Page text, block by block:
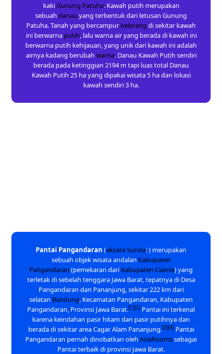
kakiGunung Patuha. Kawah putih merupakan
sebuah danau yang terbentuk dari letusan Gunung
Patuha. Tanah yang bercampur belerang di sekitar kawah
ini berwarna putih, lalu warna air yang berada di kawah ini
berwarna putih kehijauan, yang unik dari kawah ini adalah
airnya kadang berubah warna. Danau Kawah Putih sendiri
berada pada ketinggian 2194 m tapi luas total Danau
Kawah Putih 25 ha yang dipakai wisata 5 ha dan lokasi
kawah sendiri 3 ha.
Pantai Pangandaran (aksara Sunda: ) merupakan
sebuah objek wisata andalan Kabupaten
Pangandaran (pemekaran dari Kabupaten Ciamis) yang
terletak di sebelah tenggara Jawa Barat, tepatnya di Desa
Pangandaran dan Pananjung, sekitar 222 km dari
selatan Bandung, Kecamatan Pangandaran, Kabupaten
Pangandaran, Provinsi Jawa Barat.[1][2] Pantai ini terkenal
karena keindahan pasir hitam dan pasir putihnya dan
berada di sekitar area Cagar Alam Pananjung.[3][4]Pantai
Pangandaran pernah dinobatkan oleh AsiaRoomssebagai
Pantai terbaik di provinsi Jawa Barat.